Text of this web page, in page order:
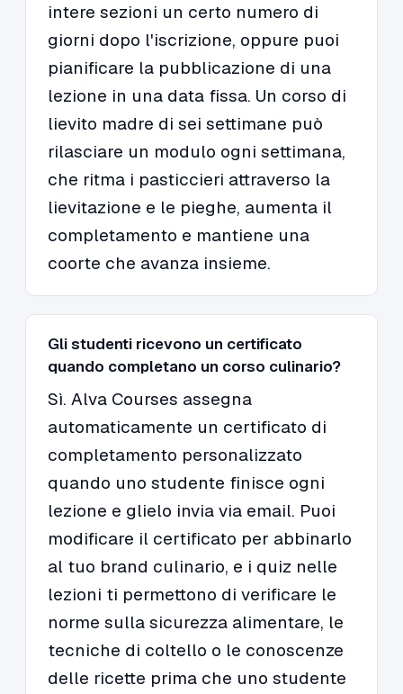
intere sezioni un certo numero di
giorni dopo l'iscrizione, oppure puoi
pianificare la pubblicazione di una
lezione in una data fissa. Un corso di
lievito madre di sei settimane può
rilasciare un modulo ogni settimana,
che ritma i pasticcieri attraverso la
lievitazione e le pieghe, aumenta il
completamento e mantiene una
coorte che avanza insieme.
Gli studenti ricevono un certificato
quando completano un corso culinario?
Sì. Alva Courses assegna
automaticamente un certificato di
completamento personalizzato
quando uno studente finisce ogni
lezione e glielo invia via email. Puoi
modificare il certificato per abbinarlo
al tuo brand culinario, e i quiz nelle
lezioni ti permettono di verificare le
norme sulla sicurezza alimentare, le
tecniche di coltello o le conoscenze
delle ricette prima che uno studente